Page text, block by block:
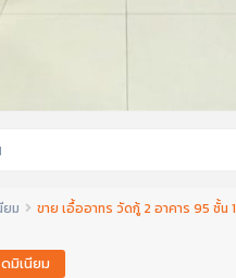
ยม ขาย เอื้ออาทร วัดกู้ 2 อาคาร 95 ชั้น 1
มิเนียม